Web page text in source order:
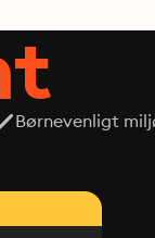
Børnevenligt